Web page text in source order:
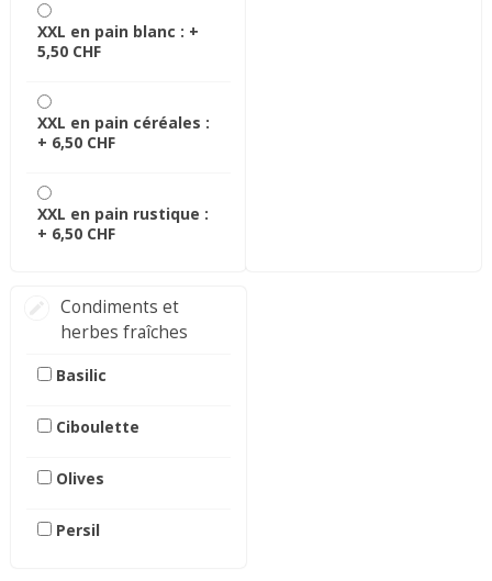
XXL en pain blanc : +
5,50 CHF
XXL en pain céréales :
+ 6,50 CHF
XXL en pain rustique :
+ 6,50 CHF
Condiments et
herbes fraîches
Basilic
Ciboulette
Olives
Persil